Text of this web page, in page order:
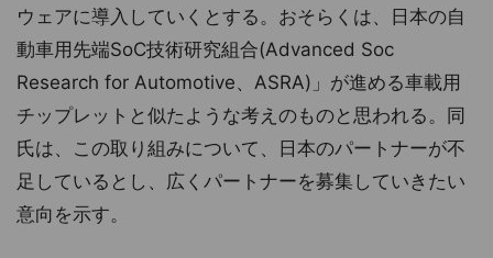
ウェアに導入していくとする。おそらくは、日本の自
動車用先端SoC技術研究組合(Advanced Soc
Research for Automotive、ASRA)」が進める車載用
チップレットと似たような考えのものと思われる。同
氏は、この取り組みについて、日本のパートナーが不
足しているとし、広くパートナーを募集していきたい
意向を示す。